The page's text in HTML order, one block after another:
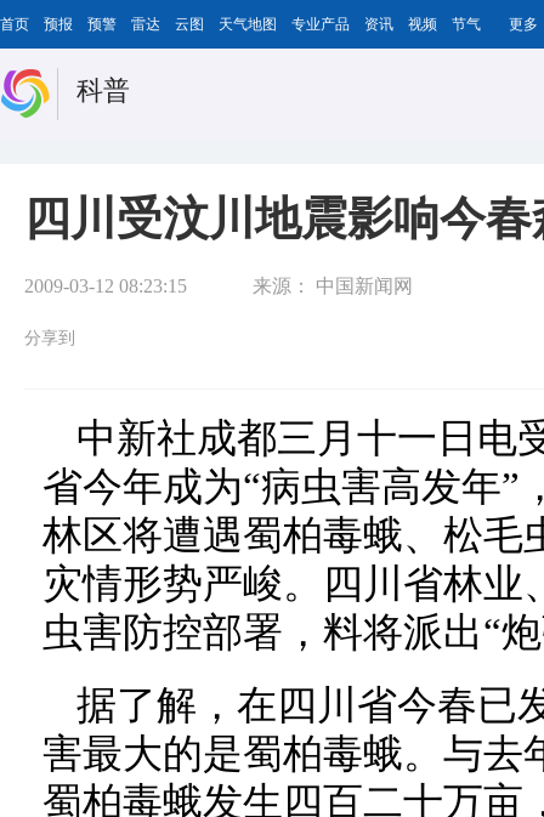
首页 预报 预警 雷达 云图 天气地图 专业产品 资讯 视频 节气 更多
科普
四川受汶川地震影响今
2009-03-12 08:23:15 来源： 中国新闻网
分享到
中新社成都三月十一日电
省今年成为“病虫害高发年”
林区将遭遇蜀柏毒蛾、松毛
灾情形势严峻。四川省林业
虫害防控部署，料将派出“
据了解，在四川省今春已
害最大的是蜀柏毒蛾。与去
蜀柏毒蛾发生四百二十万亩